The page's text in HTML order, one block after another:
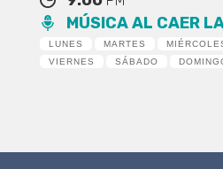
MÚSICA AL CAER
LUNES MARTES
VIERNES
SÁBADO